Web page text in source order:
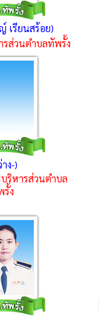
เรียนสร้อย)
รส่วนตำบลทัพรั้ง
ง-)
ริหารส่วนตำบล
ง